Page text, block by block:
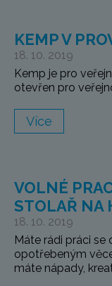
KEMP V
18. 10. 2019
Kemp je pro
otevřen pro
Více
VOLNÉ
STOLAŘ NA
18. 10. 2019
Máte rádi práci
opotřebeným
máte nápady,